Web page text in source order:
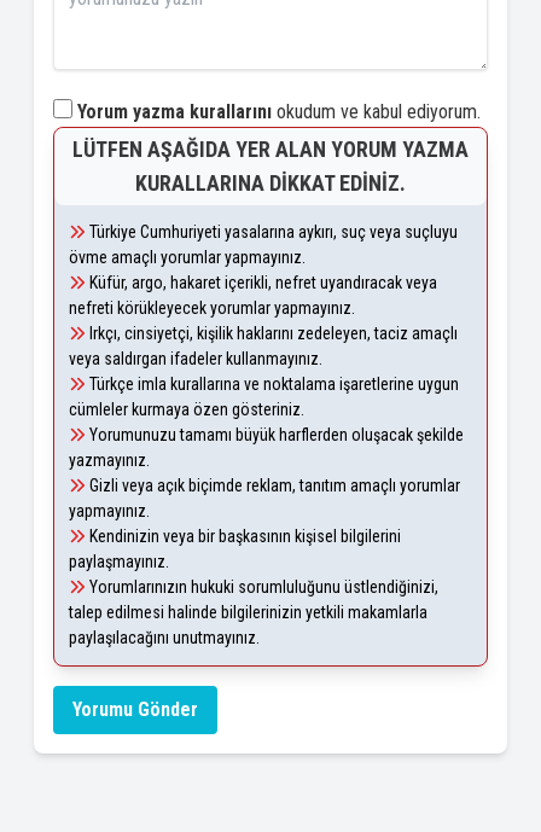
Yorum yazma kurallarını okudum ve kabul ediyorum.
LÜTFEN AŞAĞIDA YER ALAN YORUM YAZMA
KURALLARINA DIKKAT EDINIZ.
Türkiye Cumhuriyeti yasalarına aykırı, suç veya suçluyu
övme amaçlı yorumlar yapmayınız.
Küfür, argo, hakaret içerikli, nefret uyandıracak veya
nefreti körükleyecek yorumlar yapmayınız.
Irkçı, cinsiyetçi, kişilik haklarını zedeleyen, taciz amaçlı
veya saldırgan ifadeler kullanmayınız.
Türkçe imla kurallarına ve noktalama işaretlerine uygun
cümleler kurmaya özen gösteriniz.
Yorumunuzu tamamı büyük harflerden oluşacak şekilde
yazmayınız.
Gizli veya açık biçimde reklam, tanıtım amaçlı yorumlar
yapmayınız.
Kendinizin veya bir başkasının kişisel bilgilerini
paylaşmayınız.
Yorumlarınızın hukuki sorumluluğunu üstlendiğinizi,
talep edilmesi halinde bilgilerinizin yetkili makamlarla
paylaşılacağını unutmayınız.
Yorumu Gönder